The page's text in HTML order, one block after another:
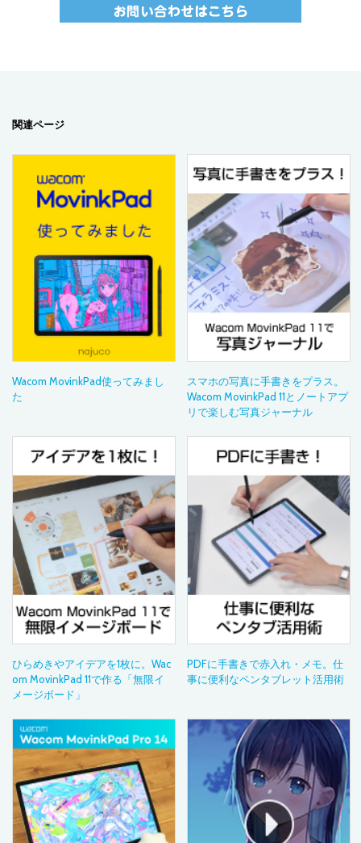
関連ページ
Wacom MovinkPad使ってみまし
た
スマホの写真に手書きをプラス。
Wacom MovinkPad 11とノートアプ
リで楽しむ写真ジャーナル
ひらめきやアイデアを1枚に。Wac
om MovinkPad 11で作る「無限イ
メージボード」
PDFに手書きで赤入れ・メモ。仕
事に便利なペンタブレット活用術